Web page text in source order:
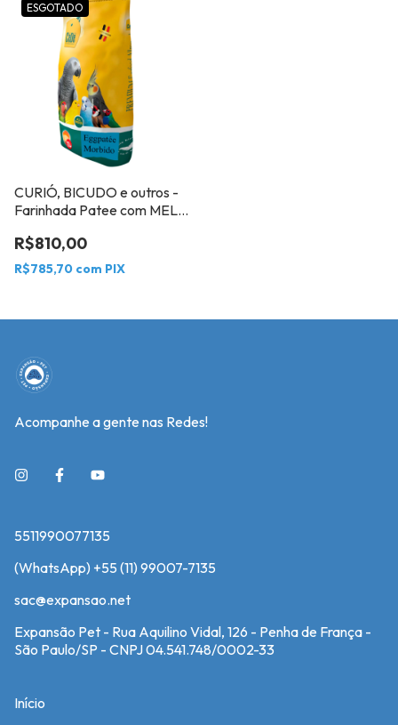
ESGOTADO
CURIÓ, BICUDO e outros -
Farinhada Patee com MEL
R$810,00
R$785,70 com PIX
Acompanhe a gente nas Redes!
5511990077135
(WhatsApp) +55 (11) 99007-7135
sac@expansao.net
Expansão Pet - Rua Aquilino Vidal, 126 - Penha de França -
São Paulo/SP - CNPJ 04.541.748/0002-33
Início